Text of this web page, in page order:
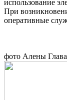
использование
При
оперативные
фото Алены